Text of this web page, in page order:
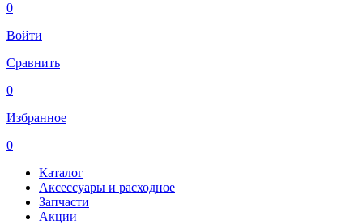
0
Войти
Сравнить
0
Избранное
0
Каталог
Аксессуары и расходное
Запчасти
Акции